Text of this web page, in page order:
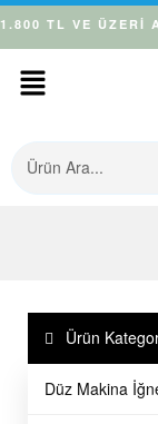
1.800 TL VE ÜZERİ
Ürün
Düz Makina